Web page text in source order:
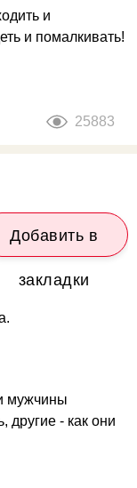
и
и помалкивать!
25883
Добавить в
закладки
мужчины
другие - как они